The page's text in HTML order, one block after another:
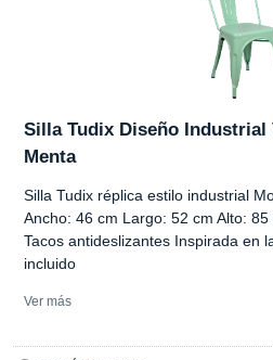
Silla Tudix Diseño Industrial
Menta
Silla Tudix réplica estilo industrial
Ancho: 46 cm Largo: 52 cm Alto:
Tacos antideslizantes Inspirada en
incluido
Ver más